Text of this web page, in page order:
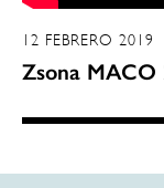
12 FEBRERO 2019
Zsona MACO